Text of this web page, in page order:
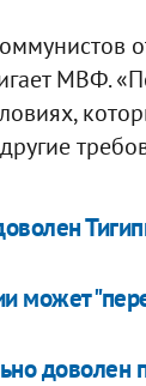
МВФ.
может
доволен